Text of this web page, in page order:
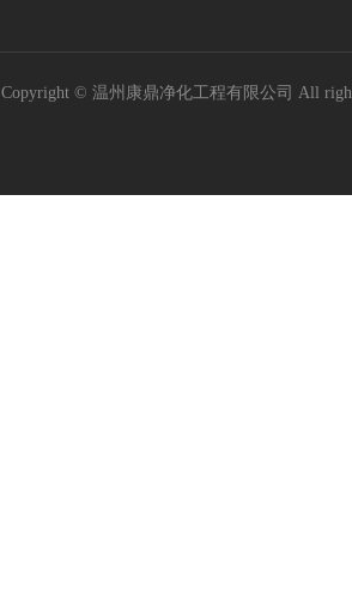
Copyright © 温州康鼎净化工程有限公司 All